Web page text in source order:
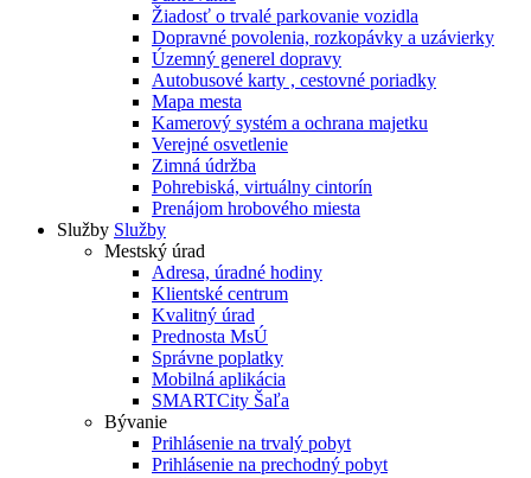
Žiadosť o trvalé parkovanie vozidla
Dopravné povolenia, rozkopávky a uzávierky
Územný generel dopravy
Autobusové karty , cestovné poriadky
Mapa mesta
Kamerový systém a ochrana majetku
Verejné osvetlenie
Zimná údržba
Pohrebiská, virtuálny cintorín
Prenájom hrobového miesta
Služby Služby
Mestský úrad
Adresa, úradné hodiny
Klientské centrum
Kvalitný úrad
Prednosta MsÚ
Správne poplatky
Mobilná aplikácia
SMARTCity Šaľa
Bývanie
Prihlásenie na trvalý pobyt
Prihlásenie na prechodný pobyt